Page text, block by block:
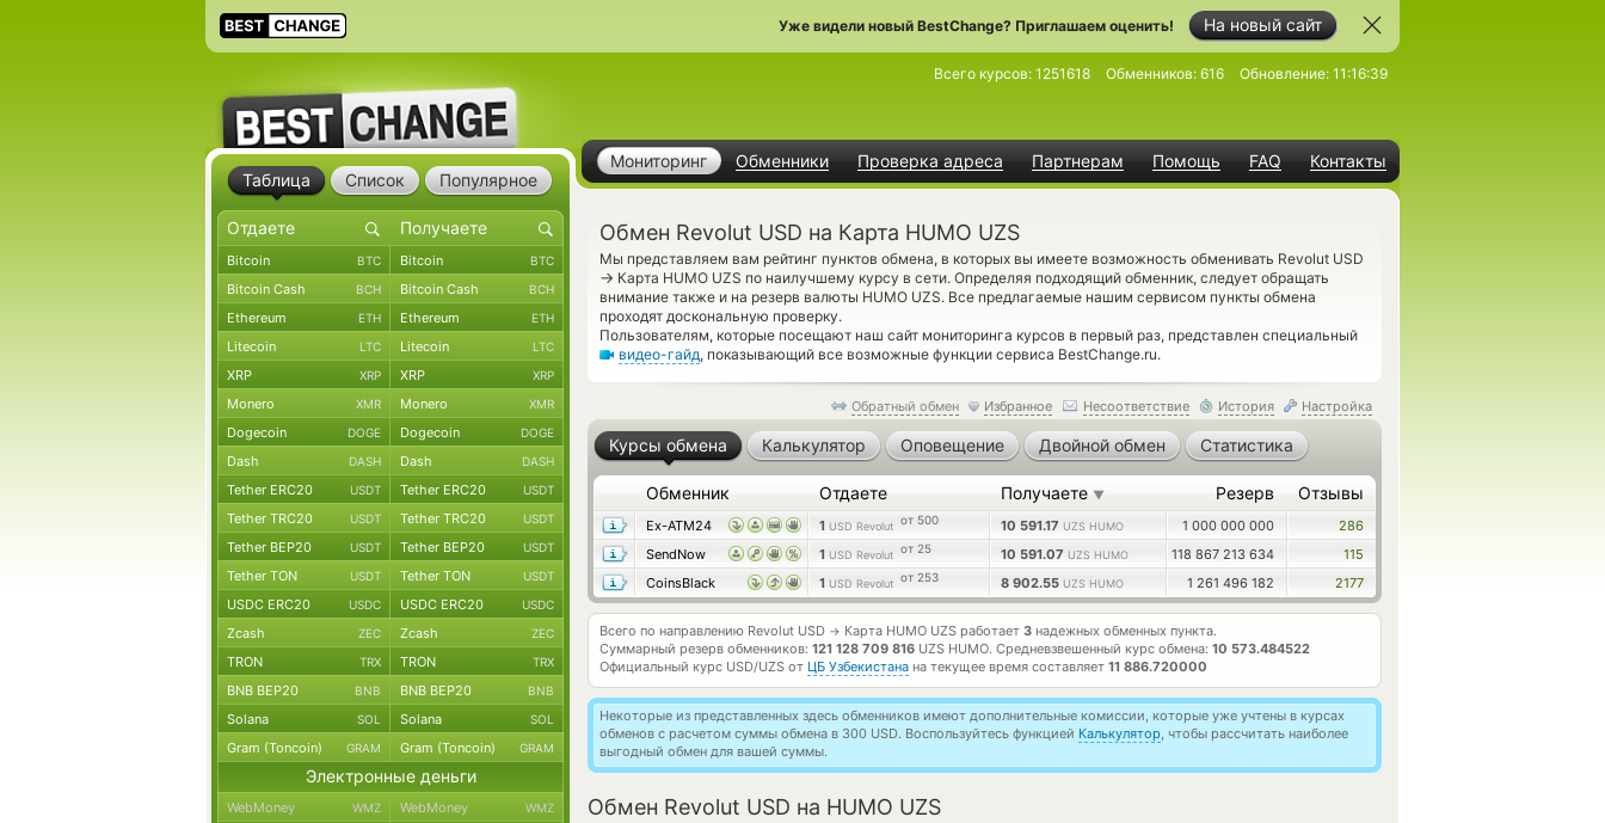
На новый сайт
Уже видели новый BestChange? Приглашаем оценить!
Мониторинг Обменники Проверка адреса Партнерам Помощь FAQ Контакты
Всего курсов: 1251618 Обменников: 616 Обновление: 11:16:39
Обмен Revolut USD на Карта HUMO UZS
Мы представляем вам рейтинг пунктов обмена, в которых вы имеете возможность обменивать Revolut USD
→ Карта HUMO UZS по наилучшему курсу в сети. Определяя подходящий обменник, следует обращать
внимание также и на резерв валюты HUMO UZS. Все предлагаемые нашим сервисом пункты обмена
проходят доскональную проверку.
Пользователям, которые посещают наш сайт мониторинга курсов в первый раз, представлен специальный
видео-гайд, показывающий все возможные функции сервиса BestChange.ru.
Обратный обмен Избранное Несоответствие История Настройка
Курсы обмена Калькулятор Оповещение Двойной обмен Статистика
Обменник Отдаете Получаете ▼ Резерв Отзывы
Ex-ATM24 1 USD Revolut от 500 10 591.17 UZS HUMO 1 000 000 000
286
SendNow
1 USD Revolut от 25 10 591.07 UZS HUMO 118 867 213 634
115
CoinsBlack
1 USD Revolut от 253 8 902.55 UZS HUMO 1 261 496 182 2177
Всего по направлению Revolut USD → Карта HUMO UZS работает 3 надежных обменных пункта.
Суммарный резерв обменников: 121 128 709 816 UZS HUMO. Средневзвешенный курс обмена: 10 573.484522
Официальный курс USD/UZS от ЦБ Узбекистана на текущее время составляет 11 886.720000
Некоторые из представленных здесь обменников имеют дополнительные комиссии, которые уже учтены в курсах
обменов с расчетом суммы обмена в 300 USD. Воспользуйтесь функцией Калькулятор, чтобы рассчитать наиболее
выгодный обмен для вашей суммы.
Обмен Revolut USD на HUMO UZS
Таблица Список Популярное
Bitcoin BTC Bitcoin BTC
Bitcoin Cash BCH Bitcoin Cash BCH
Ethereum ETH Ethereum ETH
Litecoin LTC Litecoin LTC
XRP XRP XRP XRP
Monero XMR Monero XMR
Dogecoin DOGE Dogecoin DOGE
Dash DASH Dash DASH
Tether ERC20 USDT Tether ERC20 USDT
Tether TRC20 USDT Tether TRC20 USDT
Tether BEP20 USDT Tether BEP20 USDT
Tether TON USDT Tether TON USDT
USDC ERC20 USDC USDC ERC20 USDC
Zcash ZEC Zcash ZEC
TRON TRX TRON TRX
BNB BEP20 BNB BNB BEP20 BNB
Solana SOL Solana SOL
Gram (Toncoin) GRAM Gram (Toncoin) GRAM
Электронные деньги
WebMoney WMZ WebMoney WMZ